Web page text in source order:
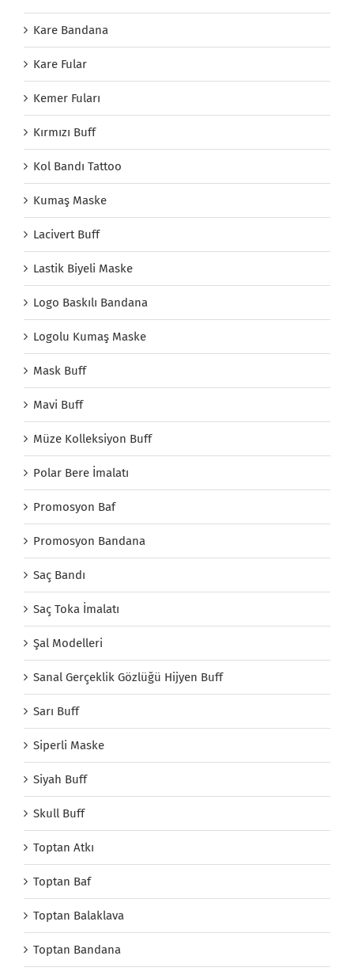
Kare Bandana
Kare Fular
Kemer Fuları
Kırmızı Buff
Kol Bandı Tattoo
Kumaş Maske
Lacivert Buff
Lastik Biyeli Maske
Logo Baskılı Bandana
Logolu Kumaş Maske
Mask Buff
Mavi Buff
Müze Kolleksiyon Buff
Polar Bere İmalatı
Promosyon Baf
Promosyon Bandana
Saç Bandı
Saç Toka İmalatı
Şal Modelleri
Sanal Gerçeklik Gözlüğü Hijyen Buff
Sarı Buff
Siperli Maske
Siyah Buff
Skull Buff
Toptan Atkı
Toptan Baf
Toptan Balaklava
Toptan Bandana